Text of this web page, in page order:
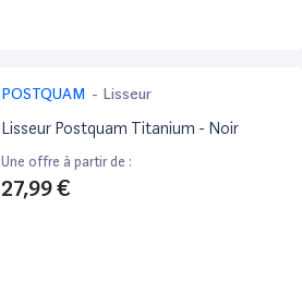
POSTQUAM - Lisseur
Lisseur Postquam Titanium - Noir
Une offre à partir de :
27,99 €